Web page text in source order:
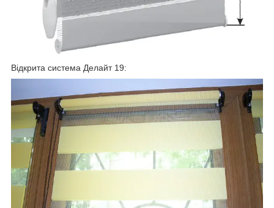
Відкрита система Делайт 19: